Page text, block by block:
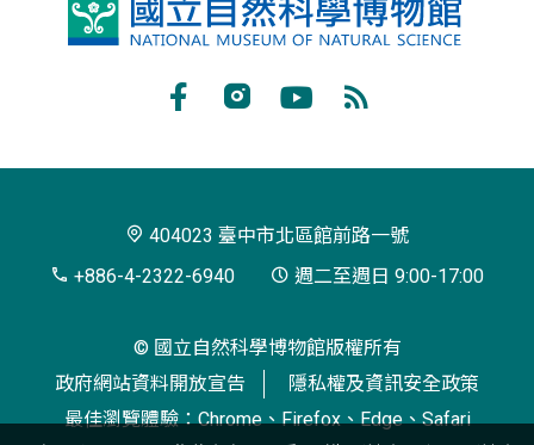
國
博
閱
404023 臺中市北區館前路一號
+886-4-2322-6940
週二至週日 9:00-17:00
© 國立自然科學博物館版權所有
政府網站資料開放宣告
隱私權及資訊安全政策
最佳瀏覽體驗：Chrome、Firefox、Edge、Safari